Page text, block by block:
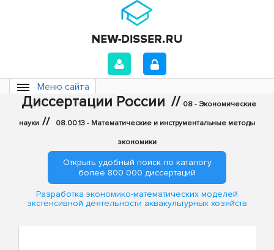
Меню сайта
Диссертации России // 08 - Экономические
науки // 08.00.13 - Математические и инструментальные методы
экономики
Открыть удобный поиск по каталогу
более 800 000 диссертаций
Разработка экономико-математических моделей
экстенсивной деятельности аквакультурных хозяйств